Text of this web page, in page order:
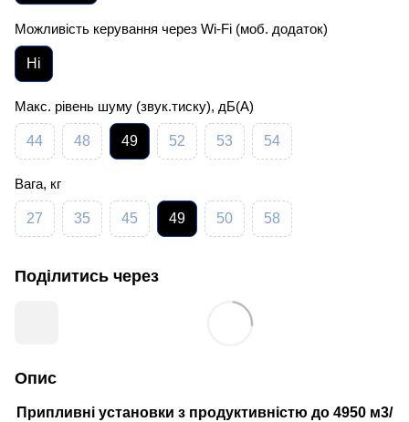
Можливість керування через Wi-Fi (моб. додаток)
Ні
Макс. рівень шуму (звук.тиску), дБ(А)
44 48 49 52 53 54
Вага, кг
27 35 45 49 50 58
Поділитись через
Опис
Припливні установки з продуктивністю до 4950 м3/